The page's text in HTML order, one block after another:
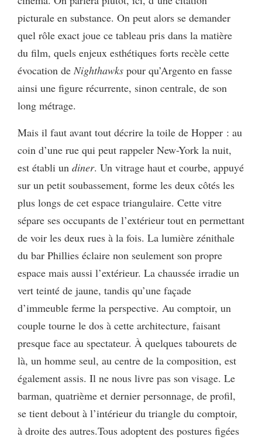
picturale en substance. On peut alors se demander
quel rôle exact joue ce tableau pris dans la matière
du film, quels enjeux esthétiques forts recèle cette
évocation de Nighthawks pour qu’Argento en fasse
ainsi une figure récurrente, sinon centrale, de son
long métrage.
Mais il faut avant tout décrire la toile de Hopper : au
coin d’une rue qui peut rappeler New-York la nuit,
est établi un diner. Un vitrage haut et courbe, appuyé
sur un petit soubassement, forme les deux côtés les
plus longs de cet espace triangulaire. Cette vitre
sépare ses occupants de l’extérieur tout en permettant
de voir les deux rues à la fois. La lumière zénithale
du bar Phillies éclaire non seulement son propre
espace mais aussi l’extérieur. La chaussée irradie un
vert teinté de jaune, tandis qu’une façade
d’immeuble ferme la perspective. Au comptoir, un
couple tourne le dos à cette architecture, faisant
presque face au spectateur. À quelques tabourets de
là, un homme seul, au centre de la composition, est
également assis. Il ne nous livre pas son visage. Le
barman, quatrième et dernier personnage, de profil,
se tient debout à l’intérieur du triangle du comptoir,
à droite des autres.Tous adoptent des postures figées